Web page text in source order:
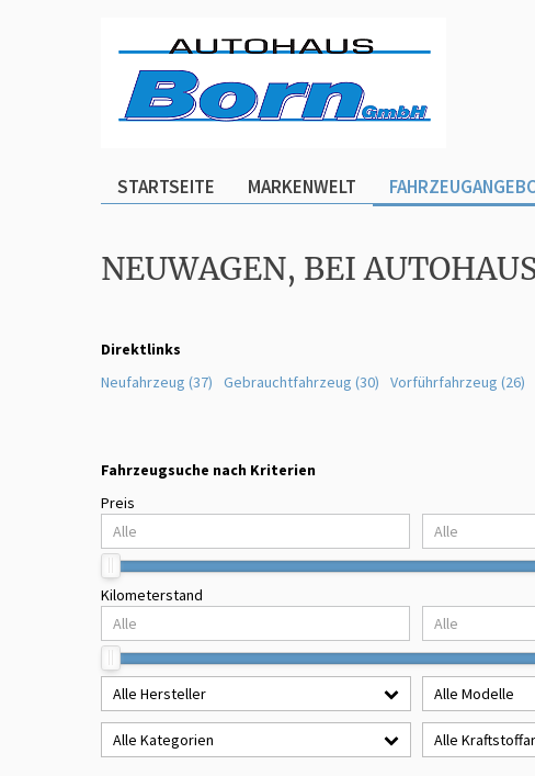
STARTSEITE MARKENWELT
NEUWAGEN, BEI
Direktlinks
Neufahrzeug (37)
Gebrauchtfahrzeug (30) Vorführfahrzeug (26)
Fahrzeugsuche nach Kriterien
Preis
Kilometerstand
Alle Hersteller Alle Modelle
Alle Kategorien Alle